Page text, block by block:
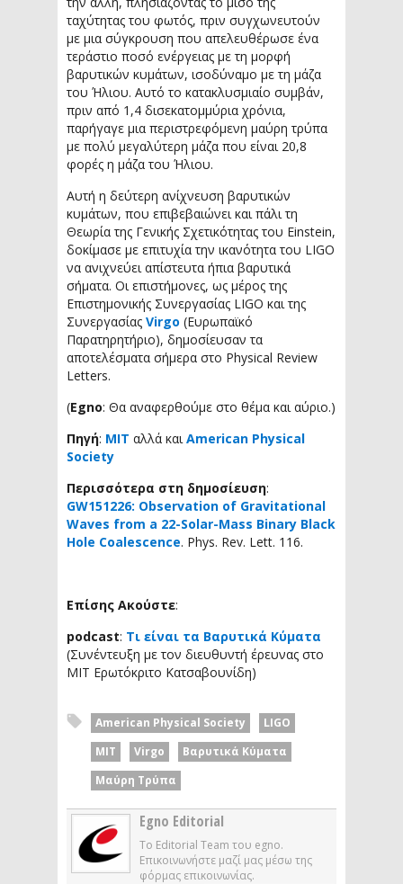
ταχύτητας του φωτός, πριν συγχωνευτούν
με μια σύγκρουση που απελευθέρωσε ένα
τεράστιο ποσό ενέργειας με τη μορφή
βαρυτικών κυμάτων, ισοδύναμο με τη μάζα
του Ήλιου. Αυτό το κατακλυσμιαίο συμβάν,
πριν από 1,4 δισεκατομμύρια χρόνια,
παρήγαγε μια περιστρεφόμενη μαύρη τρύπα
με πολύ μεγαλύτερη μάζα που είναι 20,8
φορές η μάζα του Ήλιου.
Αυτή η δεύτερη ανίχνευση βαρυτικών
κυμάτων, που επιβεβαιώνει και πάλι τη
Θεωρία της Γενικής Σχετικότητας του Einstein,
δοκίμασε με επιτυχία την ικανότητα του LIGO
να ανιχνεύει απίστευτα ήπια βαρυτικά
σήματα. Οι επιστήμονες, ως μέρος της
Επιστημονικής Συνεργασίας LIGO και της
Συνεργασίας Virgo (Ευρωπαϊκό
Παρατηρητήριο), δημοσίευσαν τα
αποτελέσματα σήμερα στο Physical Review
Letters.
(Egno: Θα αναφερθούμε στο θέμα και αύριο.)
Πηγή: MIT αλλά και American Physical
Society
Περισσότερα στη δημοσίευση:
GW151226: Observation of Gravitational
Waves from a 22-Solar-Mass Binary Black
Hole Coalescence. Phys. Rev. Lett. 116.
Επίσης Ακούστε:
podcast: Τι είναι τα Βαρυτικά Κύματα
(Συνέντευξη με τον διευθυντή έρευνας στο
ΜΙΤ Ερωτόκριτο Κατσαβουνίδη)
American Physical Society
LIGO
MIT
Virgo
Βαρυτικά Κύματα
Μαύρη Τρύπα
Egno Editorial
Το Editorial Team του egno.
Επικοινωνήστε μαζί μας μέσω της
φόρμας επικοινωνίας.